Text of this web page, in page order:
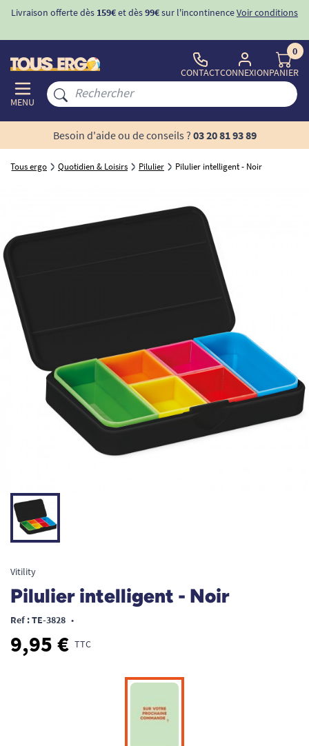
Livraison offerte dès 159€et dès99€sur l'incontinenceVoir conditions
MENU
CONTACTCONNEXION
0
PANIER
Besoin d'aide ou de conseils ? 03 20 81 93 89
Tous ergo Quotidien & Loisirs Pilulier Pilulier intelligent - Noir
Vitility
Pilulier intelligent - Noir
Ref : TE-3828 •
9,95 € TTC